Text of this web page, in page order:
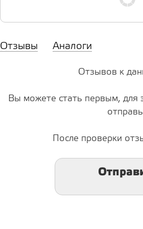
Отзывы Аналоги
Отзывов к
Вы можете стать первым, для
После проверки